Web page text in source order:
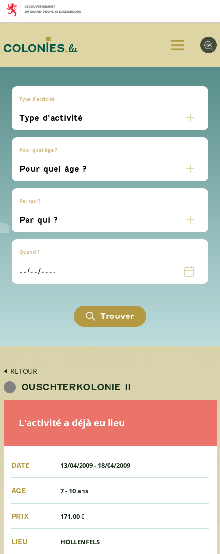
Aller
au
menu
Aller
au
contenu
Aller
au
pied
page
Type d’activité
Pour quel âge ?
Par qui ?
Quand ?
Trouver
RETOUR
OUSCHTERKOLONIE II
L'activité a déjà eu lieu
DATE 13/04/2009- 18/04/2009
AGE 7 - 10 ans
PRIX 171.00 €
LIEU HOLLENFELS